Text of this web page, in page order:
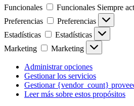
Funcionales
Funcionales Siempre
Preferencias
Preferencias
Estadísticas
Estadísticas
Marketing
Marketing
Administrar opciones
Gestionar los servicios
Gestionar {vendor_count}
Leer más sobre estos propósitos